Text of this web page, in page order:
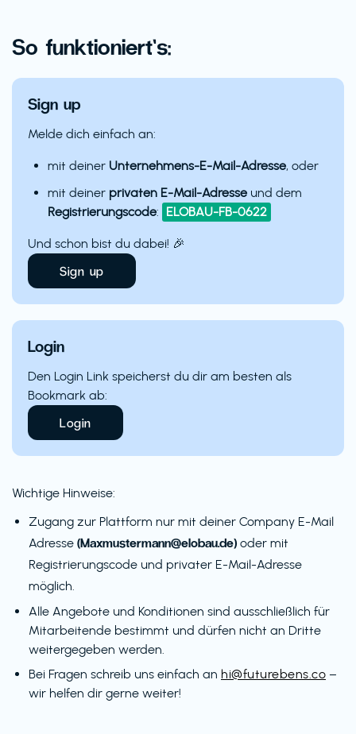
So funktioniert’s:
Sign up
Melde dich einfach an:
mit deiner Unternehmens-E-Mail-Adresse, oder
mit deiner privaten E-Mail-Adresse und dem
Registrierungscode: ELOBAU-FB-0622
Und schon bist du dabei! 🎉
Sign up
Login
Den Login Link speicherst du dir am besten als
Bookmark ab:
Login
Wichtige Hinweise:
Zugang zur Plattform nur mit deiner Company E-Mail
Adresse (Maxmustermann@elobau.de) oder mit
Registrierungscode und privater E-Mail-Adresse
möglich.
Alle Angebote und Konditionen sind ausschließlich für
Mitarbeitende bestimmt und dürfen nicht an Dritte
weitergegeben werden.
Bei Fragen schreib uns einfach an hi@futurebens.co –
wir helfen dir gerne weiter!